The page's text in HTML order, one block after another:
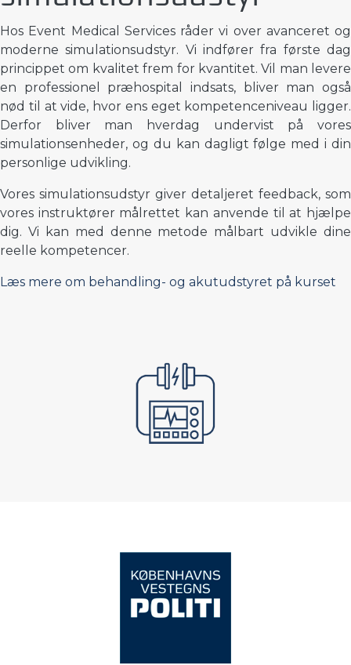
Hos Event Medical Services råder vi over avanceret og
moderne simulationsudstyr. Vi indfører fra første dag
princippet om kvalitet frem for kvantitet. Vil man levere
en professionel præhospital indsats, bliver man også
nød til at vide, hvor ens eget kompetenceniveau ligger.
Derfor bliver man hverdag undervist på vores
simulationsenheder, og du kan dagligt følge med i din
personlige udvikling.
Vores simulationsudstyr giver detaljeret feedback, som
vores instruktører målrettet kan anvende til at hjælpe
dig. Vi kan med denne metode målbart udvikle dine
reelle kompetencer.
Læs mere om behandling- og akutudstyret på kurset